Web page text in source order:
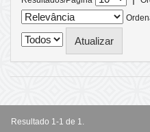
Resultado 1-1 de 1.